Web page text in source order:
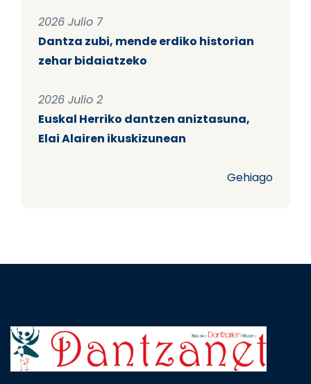
2026 Julio 7
Dantza zubi, mende erdiko historian
zehar bidaiatzeko
2026 Julio 2
Euskal Herriko dantzen aniztasuna,
Elai Alairen ikuskizunean
Gehiago